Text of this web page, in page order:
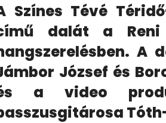
Színes Tévé
dalát a
A
József és
a video